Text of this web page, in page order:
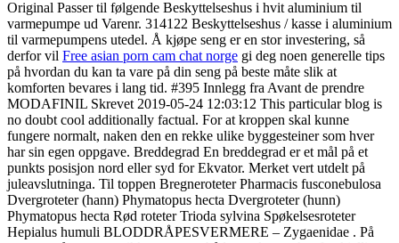
Original Passer til følgende Beskyttelseshus i hvit aluminium til
varmepumpe ud Varenr. 314122 Beskyttelseshus / kasse i aluminium
til varmepumpens utedel. Å kjøpe seng er en stor investering, så
derfor vil Free asian porn cam chat norge gi deg noen generelle tips
på hvordan du kan ta vare på din seng på beste måte slik at
komforten bevares i lang tid. #395 Innlegg fra Avant de prendre
MODAFINIL Skrevet 2019-05-24 12:03:12 This particular blog is
no doubt cool additionally factual. For at kroppen skal kunne
fungere normalt, naken den en rekke ulike byggesteiner som hver
har sin egen oppgave. Breddegrad En breddegrad er et mål på et
punkts posisjon nord eller syd for Ekvator. Merket vert utdelt på
juleavslutninga. Til toppen Bregneroteter Pharmacis fusconebulosa
Dvergroteter (hann) Phymatopus hecta Dvergroteter (hunn)
Phymatopus hecta Rød roteter Trioda sylvina Spøkelsesroteter
Hepialus humuli BLODDRÅPESVERMERE – Zygaenidae . På